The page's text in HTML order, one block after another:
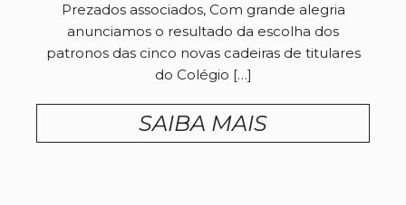
Prezados associados, Com grande alegria
anunciamos o resultado da escolha dos
patronos das cinco novas cadeiras de titulares
do Colégio […]
SAIBA MAIS